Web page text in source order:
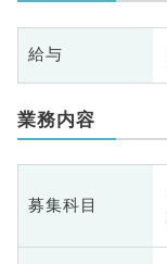
給与
業務内容
募集科目